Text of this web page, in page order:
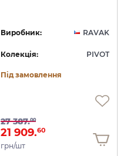
Виробник: RAVAK
Колекція: PIVOT
Під замовлення
27 387.00
21 909.60
грн/шт